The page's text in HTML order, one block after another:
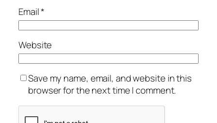
Email*
Website
Save my name, email, and website in this
browser for the next time I comment.